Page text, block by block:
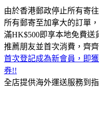
由於香港郵政停止所有寄
所有郵寄至加拿大的訂單
滿HK$500即享本地免費送
推薦朋友並首次消費，齊
首次登記成為新會員，即
券!!
全店提供海外運送服務到